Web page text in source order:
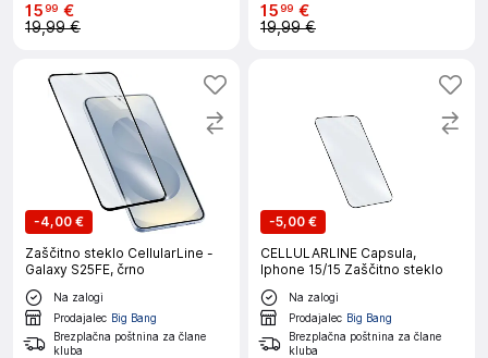
1599 €
19,99 €
1599 €
19,99 €
-4,00 €
Zaščitno steklo CellularLine -
Galaxy S25FE, črno
Na zalogi
Prodajalec Big Bang
Brezplačna poštnina za člane
kluba
-5,00 €
CELLULARLINE Capsula,
Iphone 15/15 Zaščitno steklo
Na zalogi
Prodajalec Big Bang
Brezplačna poštnina za člane
kluba